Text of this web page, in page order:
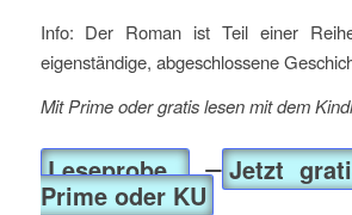
Info: Der Roman ist Teil einer
eigenständige, abgeschlossene
Mit Prime oder gratis lesen mit dem
Leseprobe Jetzt
Prime oder KU